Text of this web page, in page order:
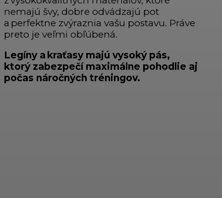
nemajú švy, dobre odvádzajú pot
a perfektne zvýraznia vašu postavu. Práve
preto je veľmi obľúbená.
Legíny a kraťasy majú vysoký pás,
ktorý zabezpečí maximálne pohodlie aj
počas náročných tréningov.